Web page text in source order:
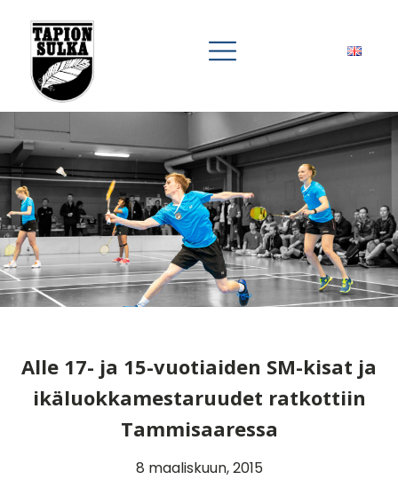
Alle 17- ja 15-vuotiaiden SM-kisat ja
ikäluokkamestaruudet ratkottiin
Tammisaaressa
8 maaliskuun, 2015